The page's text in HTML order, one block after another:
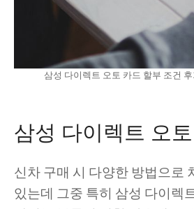
삼성 다이렉트 오토 카드 할부 조건
삼성 다이렉트 오
신차 구매 시 다양한 방법으로
있는데 그중 특히 삼성 다이렉